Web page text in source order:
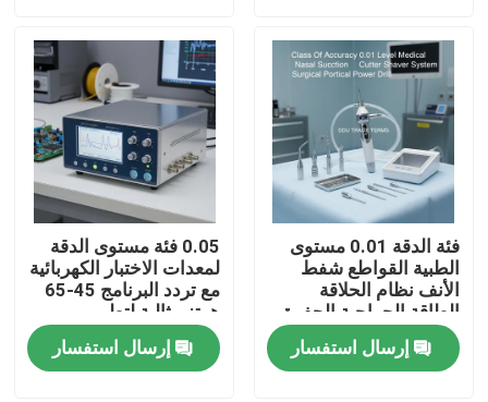
المنتجات
فيديوهات
معلومات عنا
جولة في المعمل
رقابة جودة
فئة الدقة 0.01 مستوى
الطبية القواطع شفط
الأنف نظام الحلاقة
الطاقة الجراحية الحفرة
DDU شروط التجارة
المعدات الجراحية
إرسال استفسار
0.05 فئة مستوى الدقة
لمعدات الاختبار الكهربائية
مع تردد البرنامج 45-65
هرتز مثالية لتطوير
الأبحاث الكهربائية
والتحكم فيهاإرسال استفسار